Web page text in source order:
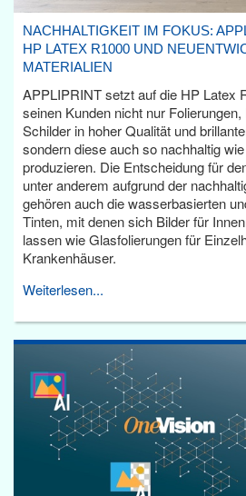
NACHHALTIGKEIT IM FOKUS:
HP LATEX R1000 UND
MATERIALIEN
APPLIPRINT setzt auf die HP Latex
seinen Kunden nicht nur
Schilder in hoher Qualität und
sondern diese auch so nachhaltig
produzieren. Die Entscheidung für
unter anderem aufgrund der
gehören auch die wasserbasierten
Tinten, mit denen sich Bilder für
lassen wie Glasfolierungen für
Krankenhäuser.
Weiterlesen...